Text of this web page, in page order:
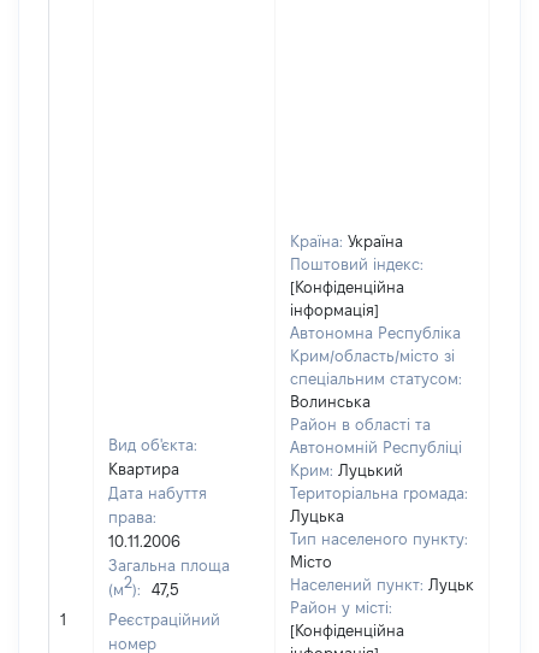
1
Вид об'єкта:
Квартира
Дата набуття
права:
10.11.2006
Загальна площа
(м2):
47,5
Реєстраційний
номер
Країна: Україна
Поштовий індекс:
[Конфіденційна
інформація]
Автономна Республіка
Крим/область/місто зі
спеціальним статусом:
Волинська
Район в області та
Автономній Республіці
Крим: Луцький
Територіальна громада:
Луцька
Тип населеного пункту:
Місто
Населений пункт: Луцьк
Район у місті:
[Конфіденційна